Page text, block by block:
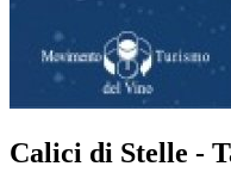
Calici di Stelle -